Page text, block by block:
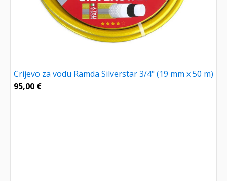
Crijevo za vodu Ramda Silverstar 3/4" (19 mm x 50 m)
95,00 €